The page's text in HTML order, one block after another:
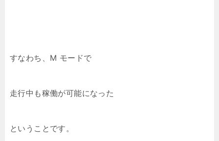
すなわち、M モードで
走行中も稼働が可能になった
ということです。